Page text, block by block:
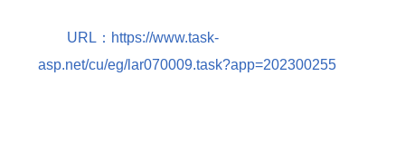
URL：https://www.task-
asp.net/cu/eg/lar070009.task?app=202300255